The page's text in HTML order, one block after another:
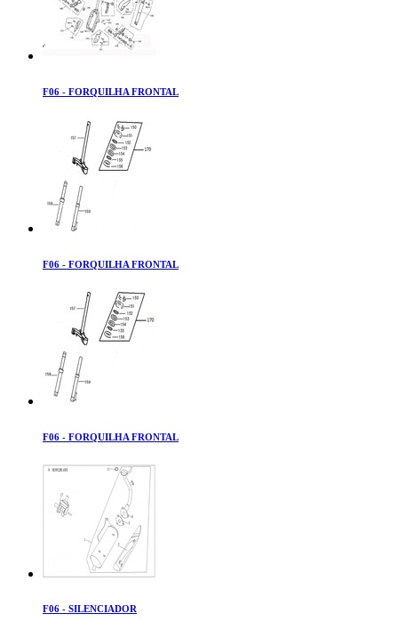
F06 - FORQUILHA FRONTAL
F06 - FORQUILHA FRONTAL
F06 - FORQUILHA FRONTAL
F06 - SILENCIADOR